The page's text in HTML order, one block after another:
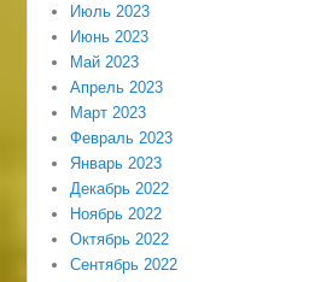
Июль 2023
Июнь 2023
Май 2023
Апрель 2023
Март 2023
Февраль 2023
Январь 2023
Декабрь 2022
Ноябрь 2022
Октябрь 2022
Сентябрь 2022